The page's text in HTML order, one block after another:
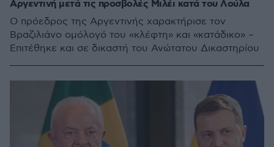
Αργεντινή μετά τις προσβολές Μιλέι κατά του Λούλα
Ο πρόεδρος της Αργεντινής χαρακτήρισε τον
Βραζιλιάνο ομόλογό του «κλέφτη» και «κατάδικο» –
Επιτέθηκε και σε δικαστή του Ανώτατου Δικαστηρίου